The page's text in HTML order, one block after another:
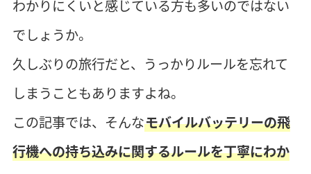
わかりにくいと感じている方も多いのではない
でしょうか。
久しぶりの旅行だと、うっかりルールを忘れて
しまうこともありますよね。
この記事では、そんなモバイルバッテリーの飛
行機への持ち込みに関するルールを丁寧にわか